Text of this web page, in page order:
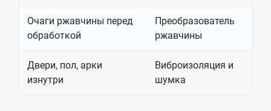
Очаги ржавчины перед
обработкой
Преобразователь
ржавчины
Двери, пол, арки
изнутри
Виброизоляция и
шумка